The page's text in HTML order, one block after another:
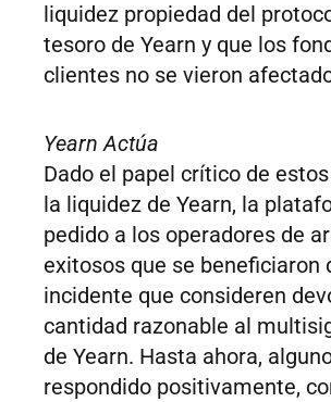
liquidez propiedad del
tesoro de Yearn y que los
clientes no se vieron
Yearn Actúa
Dado el papel crítico de
la liquidez de Yearn, la
pedido a los operadores de
exitosos que se beneficiaron
incidente que consideren
cantidad razonable al
de Yearn. Hasta ahora,
respondido positivamente,